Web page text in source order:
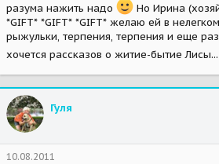
разума нажить надо
Но Ирина
*GIFT* *GIFT* *GIFT* желаю ей в
рыжульки, терпения, терпения и еще
хочется рассказов о житие-бытие Лисы...
Гуля
10.08.2011